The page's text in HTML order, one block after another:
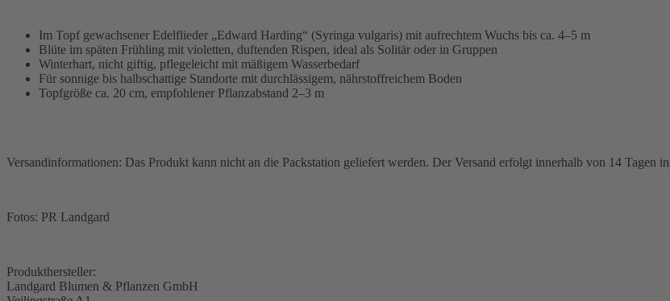
Im Topf gewachsener Edelflieder „Edward Harding“ (Syringa vulgaris) mit aufrechtem Wuchs bis ca. 4–5 m
Blüte im späten Frühling mit violetten, duftenden Rispen, ideal als Solitär oder in Gruppen
Winterhart, nicht giftig, pflegeleicht mit mäßigem Wasserbedarf
Für sonnige bis halbschattige Standorte mit durchlässigem, nährstoffreichem Boden
Topfgröße ca. 20 cm, empfohlener Pflanzabstand 2–3 m
Versandinformationen: Das Produkt kann nicht an die Packstation geliefert werden. Der Versand erfolgt innerhalb von 14
Fotos: PR Landgard
Produkthersteller:
Landgard Blumen & Pflanzen GmbH